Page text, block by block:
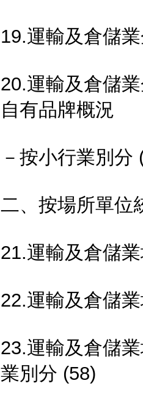
19.運輸及倉儲
20.運輸及倉儲
自有品牌概況
－按小行業別分
二、按場所單位
21.運輸及倉儲
22.運輸及倉儲
23.運輸及倉儲
業別分 (58)